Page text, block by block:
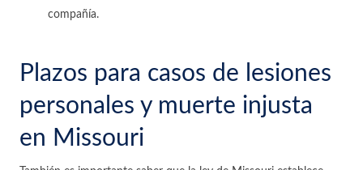
compañía.
Plazos para casos de lesiones
personales y muerte injusta
en Missouri